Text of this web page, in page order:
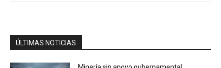
ÚLTIMAS NOTICIAS